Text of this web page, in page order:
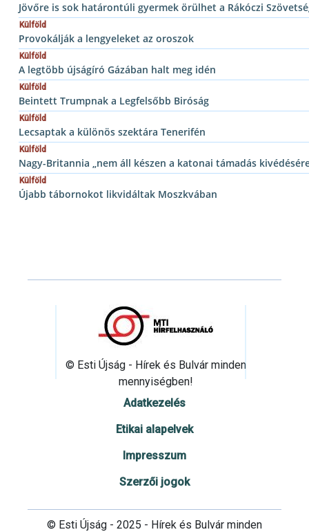
Jövőre is sok határontúli gyermek örülhet a Rákóczi
Külföld
Provokálják a lengyeleket az oroszok
Külföld
A legtöbb újságíró Gázában halt meg idén
Külföld
Beintett Trumpnak a Legfelsőbb Biróság
Külföld
Lecsaptak a különös szektára Tenerifén
Külföld
Nagy-Britannia „nem áll készen a katonai támadás
Külföld
Újabb tábornokot likvidáltak Moszkvában
© Esti Újság - Hírek és Bulvár minden
mennyiségben!
Adatkezelés
Etikai alapelvek
Impresszum
Szerzői jogok
© Esti Újság - 2025 - Hírek és Bulvár minden